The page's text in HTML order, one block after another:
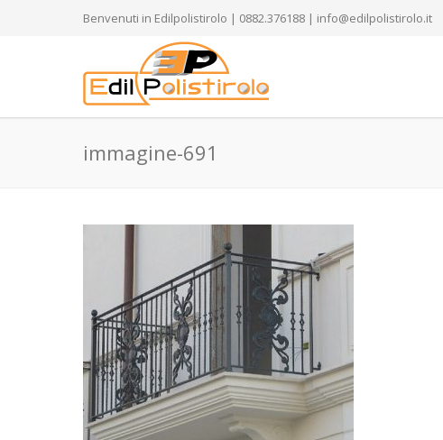
Benvenuti in Edilpolistirolo | 0882.376188 | info@edilpolistirolo.it
immagine-691